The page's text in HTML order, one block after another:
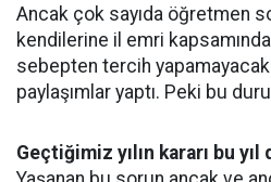
Ancak çok sayıda öğretmen
kendilerine il emri kapsamında
sebepten tercih
paylaşımlar yaptı. Peki bu
Geçtiğimiz yılın kararı bu yıl